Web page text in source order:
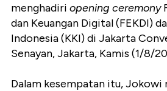
menghadiri opening ceremony
dan Keuangan Digital (FEKDI)
Indonesia (KKI) di Jakarta
Senayan, Jakarta, Kamis (1/8/
Dalam kesempatan itu, Jokowi